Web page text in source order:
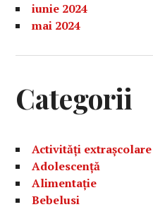
iunie 2024
mai 2024
Categorii
Activități extrașcolare
Adolescență
Alimentație
Bebelusi